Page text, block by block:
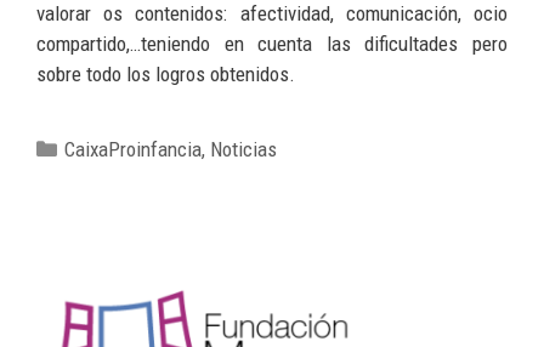
valorar os contenidos: afectividad, comunicación, ocio
compartido,…teniendo en cuenta las dificultades pero
sobre todo los logros obtenidos.
CaixaProinfancia, Noticias